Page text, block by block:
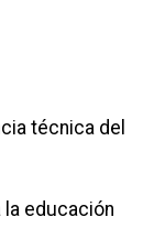
técnica del
la educación